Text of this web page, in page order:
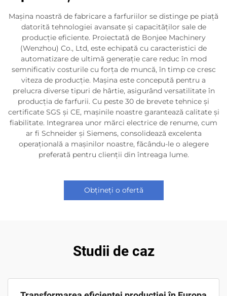
Mașina noastră de fabricare a farfuriilor se distinge pe piață
datorită tehnologiei avansate și capacităților sale de
producție eficiente. Proiectată de Bonjee Machinery
(Wenzhou) Co., Ltd, este echipată cu caracteristici de
automatizare de ultimă generație care reduc în mod
semnificativ costurile cu forța de muncă, în timp ce cresc
viteza de producție. Mașina este concepută pentru a
prelucra diverse tipuri de hârtie, asigurând versatilitate în
producția de farfurii. Cu peste 30 de brevete tehnice și
certificate SGS și CE, mașinile noastre garantează calitate și
fiabilitate. Integrarea unor mărci electrice de renume, cum
ar fi Schneider și Siemens, consolidează excelenta
operațională a mașinilor noastre, făcându-le o alegere
preferată pentru clienții din întreaga lume.
Obțineți o ofertă
Studii de caz